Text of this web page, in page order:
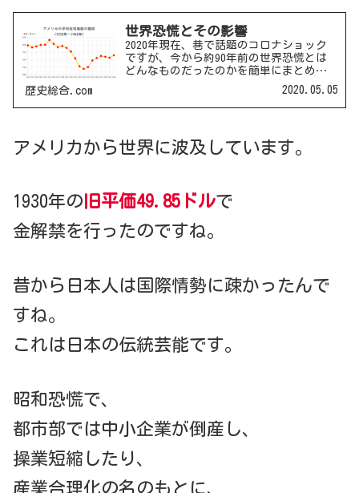
世界恐慌とその影響
2020年現在、巷で話題のコロナショック
ですが、今から約90年前の世界恐慌とは
どんなものだったのかを簡単にまとめて
おきます。世界恐慌の前触れアメリカで
は建築ブームが終わり、耐久消費財の普
及も終わったために、景気の下降傾向が
歴史総合.com 2020.05.05
アメリカから世界に波及しています。
1930年の 旧平価49.85ドルで
金解禁を行ったのですね。
昔から日本人は国際情勢に疎かったんで
すね。
これは日本の伝統芸能です。
昭和恐慌で、
都市部では中小企業が倒産し、
操業短縮したり、
産業合理化の名のもとに、